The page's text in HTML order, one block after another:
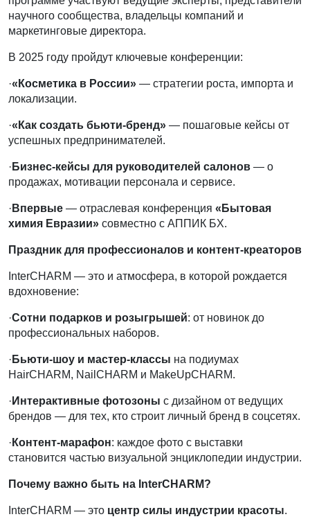
научного сообщества, владельцы компаний и
маркетинговые директора.
В 2025 году пройдут ключевые конференции:
·«Косметика в России» — стратегии роста, импорта и
локализации.
·«Как создать бьюти-бренд» — пошаговые кейсы от
успешных предпринимателей.
· Бизнес-кейсы для руководителей салонов — о
продажах, мотивации персонала и сервисе.
· Впервые — отраслевая конференция «Бытовая
химия Евразии» совместно с АППИК БХ.
Праздник для профессионалов и контент-креаторов
InterCHARM — это и атмосфера, в которой рождается
вдохновение:
·Сотни подарков и розыгрышей: от новинок до
профессиональных наборов.
· Бьюти-шоу и мастер-классы на подиумах
HairCHARM, NailCHARM и MakeUpCHARM.
· Интерактивные фотозоны с дизайном от ведущих
брендов — для тех, кто строит личный бренд в соцсетях.
· Контент-марафон: каждое фото с выставки
становится частью визуальной энциклопедии индустрии.
Почему важно быть на InterCHARM?
InterCHARM — это центр силы индустрии красоты.